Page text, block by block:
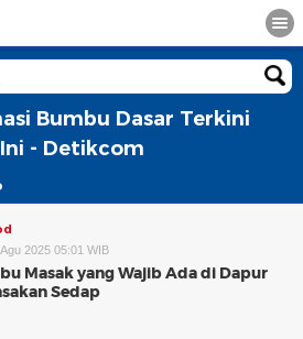
Bumbu Dasar Terkini
- Detikcom
2025 05:01 WIB
Masak yang Wajib Ada di Dapur
Sedap